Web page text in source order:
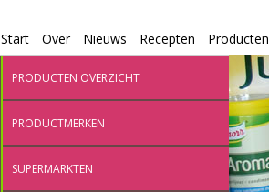
Start Over Nieuws Recepten Producten
PRODUCTEN OVERZICHT
PRODUCTMERKEN
SUPERMARKTEN